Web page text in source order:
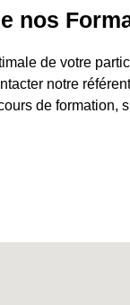
nos
de votre
notre
de formation,